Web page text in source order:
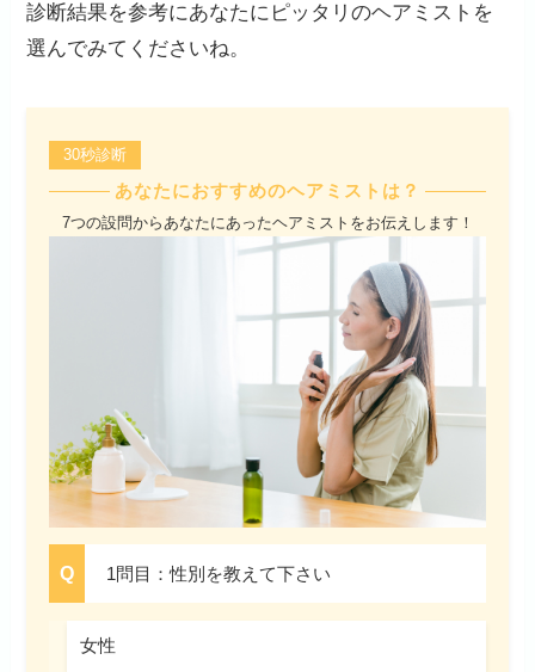
診断結果を参考にあなたにピッタリのヘアミストを
選んでみてくださいね。
30秒診断
あなたにおすすめのヘアミストは？
7つの設問からあなたにあったヘアミストをお伝えします！
1問目：性別を教えて下さい
女性